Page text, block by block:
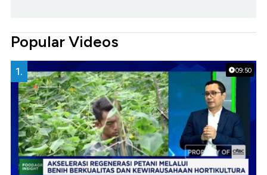
Popular Videos
09:50
1.